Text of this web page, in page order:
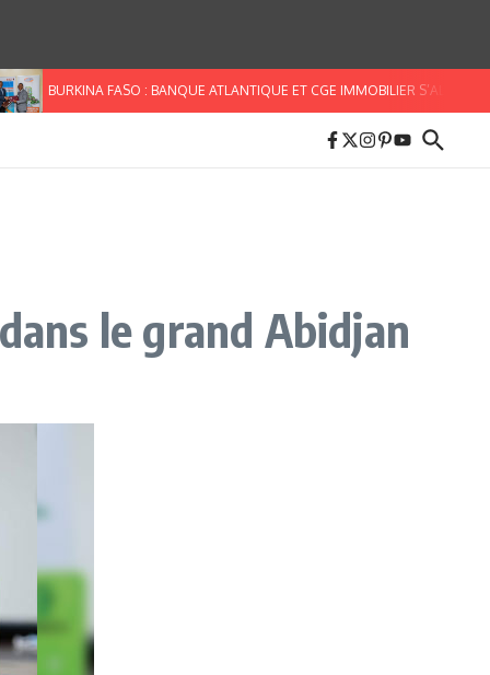
BURKINA FASO : BANQUE ATLANTIQUE ET CGE IMMOBILIER S’ALLIENT POUR
le grand Abidjan